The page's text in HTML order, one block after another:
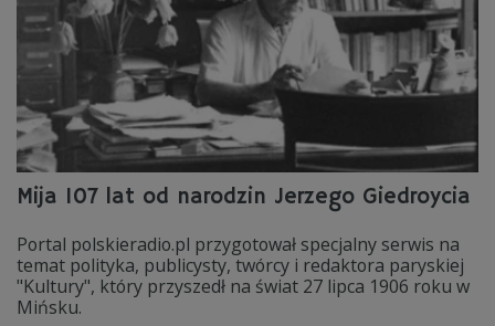
Mija 107 lat od narodzin Jerzego Giedroycia
Portal polskieradio.pl przygotował specjalny serwis na
temat polityka, publicysty, twórcy i redaktora paryskiej
"Kultury", który przyszedł na świat 27 lipca 1906 roku w
Mińsku.